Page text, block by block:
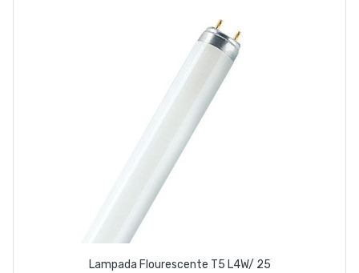
Lampada Flourescente T5 L4W/ 25